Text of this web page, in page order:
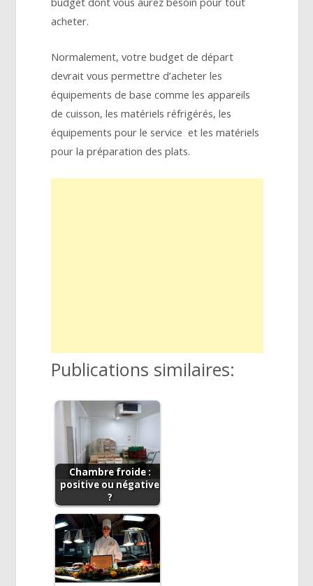
acheter.
Normalement, votre budget de départ
devrait vous permettre d’acheter les
équipements de base comme les appareils
de cuisson, les matériels réfrigérés, les
équipements pour le service et les matériels
pour la préparation des plats.
Publications similaires:
Chambre froide :
positive ou négative
?